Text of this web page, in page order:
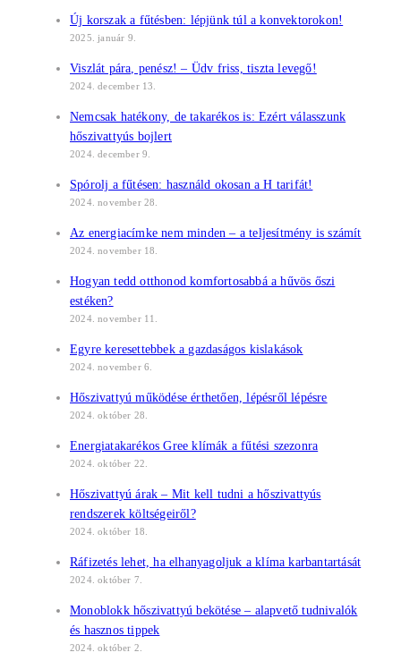
Új korszak a fűtésben: lépjünk túl a konvektorokon!
2025. január 9.
Viszlát pára, penész! – Üdv friss, tiszta levegő!
2024. december 13.
Nemcsak hatékony, de takarékos is: Ezért válasszunk
hőszivattyús bojlert
2024. december 9.
Spórolj a fűtésen: használd okosan a H tarifát!
2024. november 28.
Az energiacímke nem minden – a teljesítmény is számít
2024. november 18.
Hogyan tedd otthonod komfortosabbá a hűvös őszi
estéken?
2024. november 11.
Egyre keresettebbek a gazdaságos kislakások
2024. november 6.
Hőszivattyú működése érthetően, lépésről lépésre
2024. október 28.
Energiatakarékos Gree klímák a fűtési szezonra
2024. október 22.
Hőszivattyú árak – Mit kell tudni a hőszivattyús
rendszerek költségeiről?
2024. október 18.
Ráfizetés lehet, ha elhanyagoljuk a klíma karbantartását
2024. október 7.
Monoblokk hőszivattyú bekötése – alapvető tudnivalók
és hasznos tippek
2024. október 2.